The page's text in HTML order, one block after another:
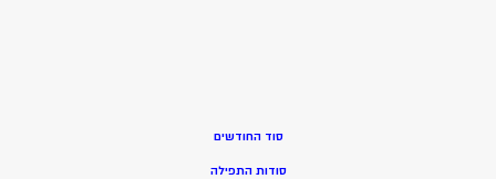
סוד החודשים
סודות התפילה